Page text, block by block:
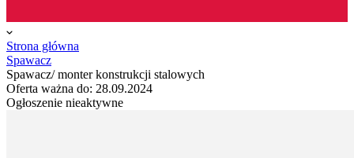
Strona główna
Spawacz
Spawacz/ monter konstrukcji stalowych
Oferta ważna do: 28.09.2024
Ogłoszenie nieaktywne